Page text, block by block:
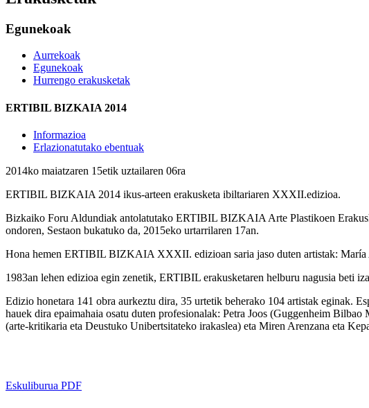
Egunekoak
Aurrekoak
Egunekoak
Hurrengo erakusketak
ERTIBIL BIZKAIA 2014
Informazioa
Erlazionatutako ebentuak
2014ko maiatzaren 15etik uztailaren 06ra
ERTIBIL BIZKAIA 2014 ikus-arteen erakusketa ibiltariaren XXXII.edizioa.
Bizkaiko Foru Aldundiak antolatutako ERTIBIL BIZKAIA Arte Plastikoen
ondoren, Sestaon bukatuko da, 2015eko urtarrilaren 17an.
Hona hemen ERTIBIL BIZKAIA XXXII. edizioan saria jaso duten artistak: María
1983an lehen edizioa egin zenetik, ERTIBIL erakusketaren helburu nagusia beti
Edizio honetara 141 obra aurkeztu dira, 35 urtetik beherako 104 artistak eginak.
hauek dira epaimahaia osatu duten profesionalak: Petra Joos (Guggenheim
(arte-kritikaria eta Deustuko Unibertsitateko irakaslea) eta Miren Arenzana eta
Eskuliburua PDF